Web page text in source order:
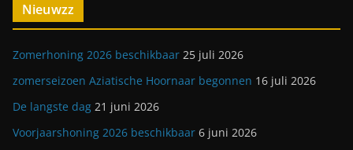
Nieuwzz
Zomerhoning 2026 beschikbaar 25 juli 2026
zomerseizoen Aziatische Hoornaar begonnen 16 juli 2026
De langste dag 21 juni 2026
Voorjaarshoning 2026 beschikbaar 6 juni 2026